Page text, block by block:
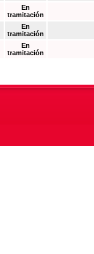
En
tramitación
En
tramitación
En
tramitación